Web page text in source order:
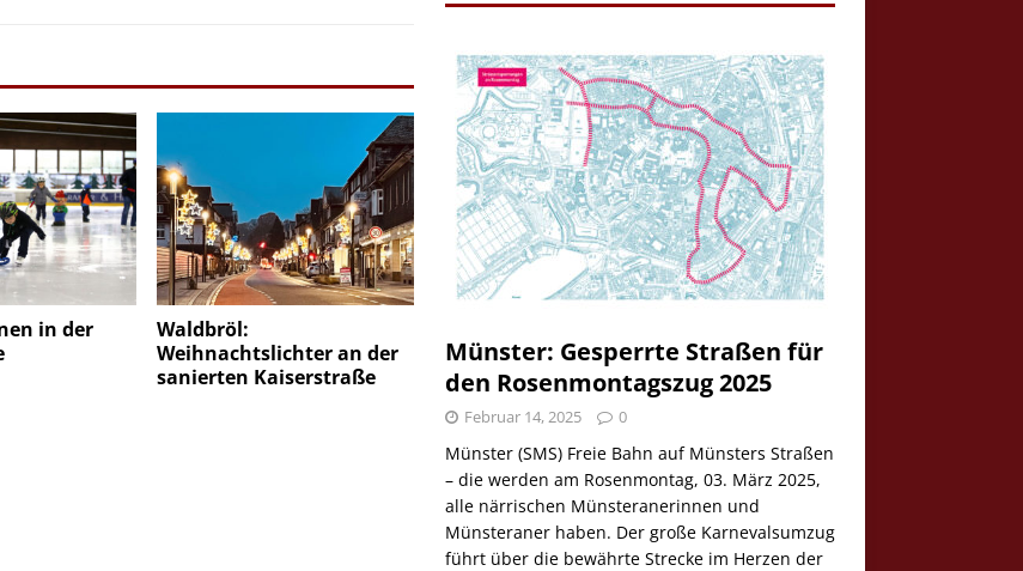
in der
Waldbröl:
Weihnachtslichter an der
sanierten Kaiserstraße
Münster: Gesperrte Straßen für
den Rosenmontagszug 2025
Februar 14, 2025 0
Münster (SMS) Freie Bahn auf Münsters Straßen
– die werden am Rosenmontag, 03. März 2025,
alle närrischen Münsteranerinnen und
Münsteraner haben. Der große Karnevalsumzug
führt über die bewährte Strecke im Herzen der